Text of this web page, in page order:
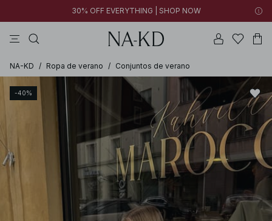
30% OFF EVERYTHING | SHOP NOW
NA-KD / Ropa de verano / Conjuntos de verano
-40%